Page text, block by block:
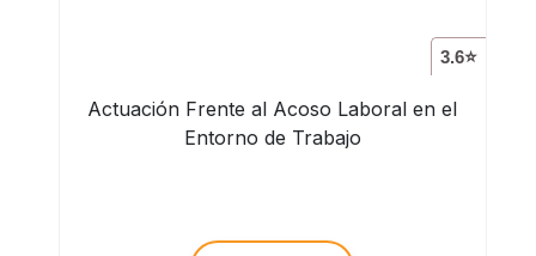
3.6⭐
Actuación Frente al Acoso Laboral en el
Entorno de Trabajo